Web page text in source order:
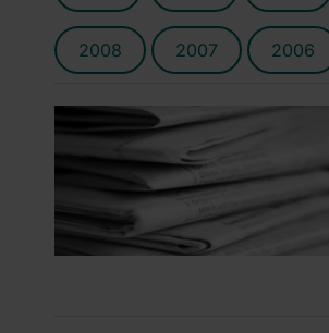
2008 2007 2006